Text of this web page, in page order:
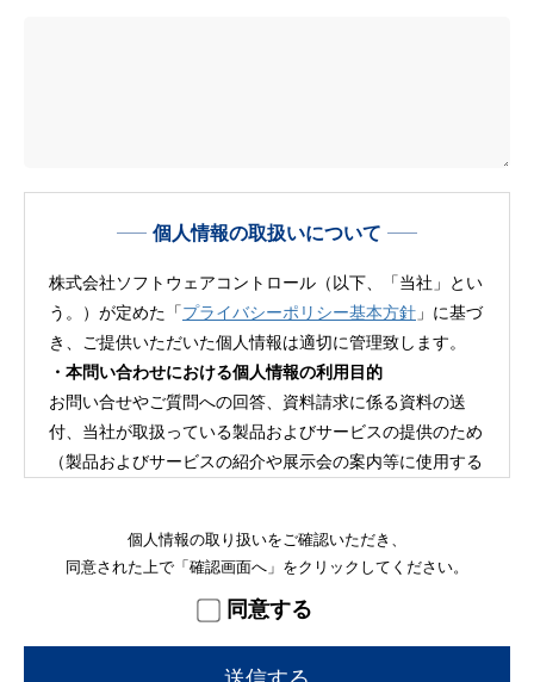
個人情報の取扱いについて
株式会社ソフトウェアコントロール（以下、「当社」とい
う。）が定めた「プライバシーポリシー基本方針 」に基づ
き、ご提供いただいた個人情報は適切に管理致します。
・本問い合わせにおける個人情報の利用目的
お問い合せやご質問への回答、資料請求に係る資料の送
付、当社が取扱っている製品およびサービスの提供のため
（製品およびサービスの紹介や展示会の案内等に使用する
個人情報の取り扱いをご確認いただき、
同意された上で「確認画面へ」をクリックしてください。
同意する